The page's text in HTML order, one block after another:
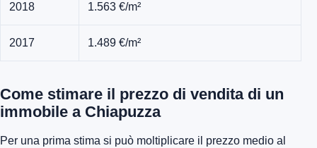
2018 1.563 €/m²
2017 1.489 €/m²
Come stimare il prezzo di vendita di un
immobile a Chiapuzza
Per una prima stima si può moltiplicare il prezzo medio al